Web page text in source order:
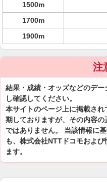
1500m
1700m
1900m
注
結果・成績・オッズなどのデ
し確認してください。
本サイトのページ上に掲載さ
期しておりますが、その内容
ではありません。 当該情報に
も、株式会社NTTドコモおよ
ます。